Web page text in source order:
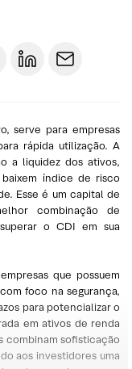
serve para empresas
rápida utilização. A
a liquidez dos ativos,
índice de risco
Esse é um capital de
combinação de
o CDI em sua
que possuem
foco na segurança,
para potencializar o
em ativos de renda
combinam sofisticação
aos investidores uma